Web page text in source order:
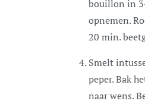
bouillon in
opnemen.
20 min.
Smelt
peper. Bak
naar wens.